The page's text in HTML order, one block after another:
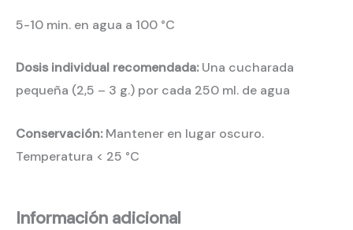
5-10 min. en agua a 100 °C
Dosis individual recomendada:Una cucharada
pequeña (2,5 – 3 g.) por cada 250 ml. de agua
Conservación:Mantener en lugar oscuro.
Temperatura < 25 °C
Información adicional